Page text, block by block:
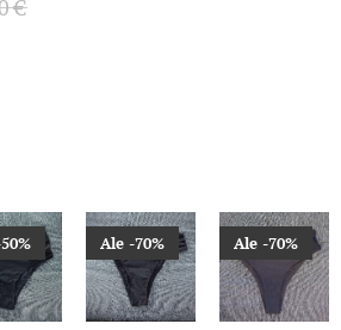
€
Ale -70% Ale -70%